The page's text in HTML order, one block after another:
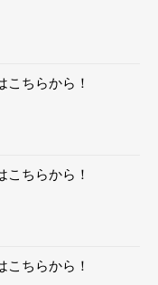
こちらから！
こちらから！
こちらから！